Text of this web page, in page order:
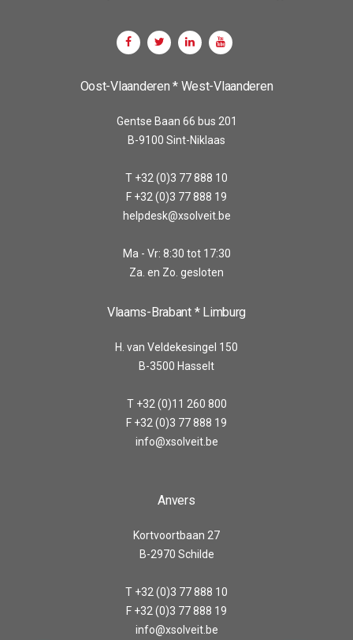
Oost-Vlaanderen * West-Vlaanderen
Gentse Baan 66 bus 201
B-9100 Sint-Niklaas
T +32 (0)3 77 888 10
F +32 (0)3 77 888 19
helpdesk@xsolveit.be
Ma - Vr: 8:30 tot 17:30
Za. en Zo. gesloten
Vlaams-Brabant * Limburg
H. van Veldekesingel 150
B-3500 Hasselt
T +32 (0)11 260 800
F +32 (0)3 77 888 19
info@xsolveit.be
Anvers
Kortvoortbaan 27
B-2970 Schilde
T +32 (0)3 77 888 10
F +32 (0)3 77 888 19
info@xsolveit.be